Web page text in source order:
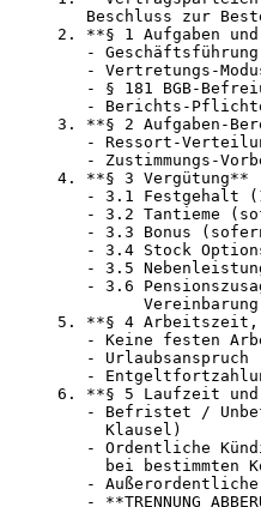
Beschluss zur
2. **§ 1 Aufgaben
-
- Vertretungs-
- § 181 BGB-
- Berichts-
3. **§ 2 Aufgaben-
- Ressort-
- Zustimmungs-
4. **§ 3 Vergütung**
- 3.1 Festgehalt
- 3.2 Tantieme
- 3.3 Bonus
- 3.4 Stock
- 3.5
- 3.6
5. **§ 4 Arbeitszeit,
- Keine festen
- Urlaubsanspruch
-
6. **§ 5 Laufzeit und
- Befristet /
     Klausel)
- Ordentliche
bei bestimmten
-
- **TRENNUNG